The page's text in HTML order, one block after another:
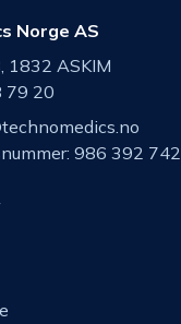
Norge AS
1832 ASKIM
79 20
986 392 742